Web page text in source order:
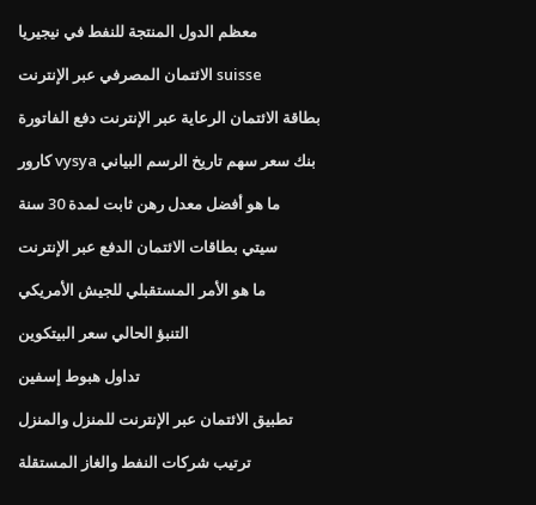
معظم الدول المنتجة للنفط في نيجيريا
الائتمان المصرفي عبر الإنترنت suisse
بطاقة الائتمان الرعاية عبر الإنترنت دفع الفاتورة
كارور vysya بنك سعر سهم تاريخ الرسم البياني
ما هو أفضل معدل رهن ثابت لمدة 30 سنة
سيتي بطاقات الائتمان الدفع عبر الإنترنت
ما هو الأمر المستقبلي للجيش الأمريكي
التنبؤ الحالي سعر البيتكوين
تداول هبوط إسفين
تطبيق الائتمان عبر الإنترنت للمنزل والمنزل
ترتيب شركات النفط والغاز المستقلة